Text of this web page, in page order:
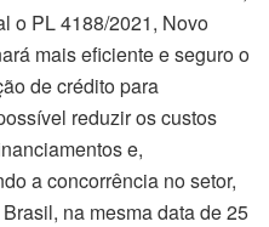
o PL 4188/2021, Novo
mais eficiente e seguro o
de crédito para
reduzir os custos
e,
a concorrência no setor,
na mesma data de 25